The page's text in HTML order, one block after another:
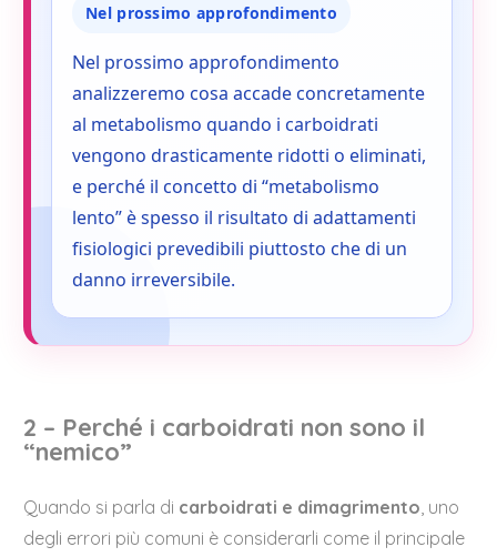
Nel prossimo approfondimento
Nel prossimo approfondimento
analizzeremo cosa accade concretamente
al metabolismo quando i carboidrati
vengono drasticamente ridotti o eliminati,
e perché il concetto di “metabolismo
lento” è spesso il risultato di adattamenti
fisiologici prevedibili piuttosto che di un
danno irreversibile.
2 – Perché i carboidrati non sono il
“nemico”
Quando si parla di carboidrati e dimagrimento, uno
degli errori più comuni è considerarli come il principale